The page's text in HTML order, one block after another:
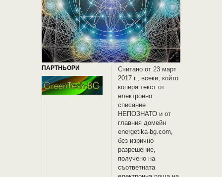
ПАРТНЬОРИ
Считано от 23 март
2017 г., всеки, който
копира текст от
електронно
списание
НЕПОЗНАТО и oт
главния домейн
energetika-bg.com,
без изрично
разрешение,
получено на
съответната